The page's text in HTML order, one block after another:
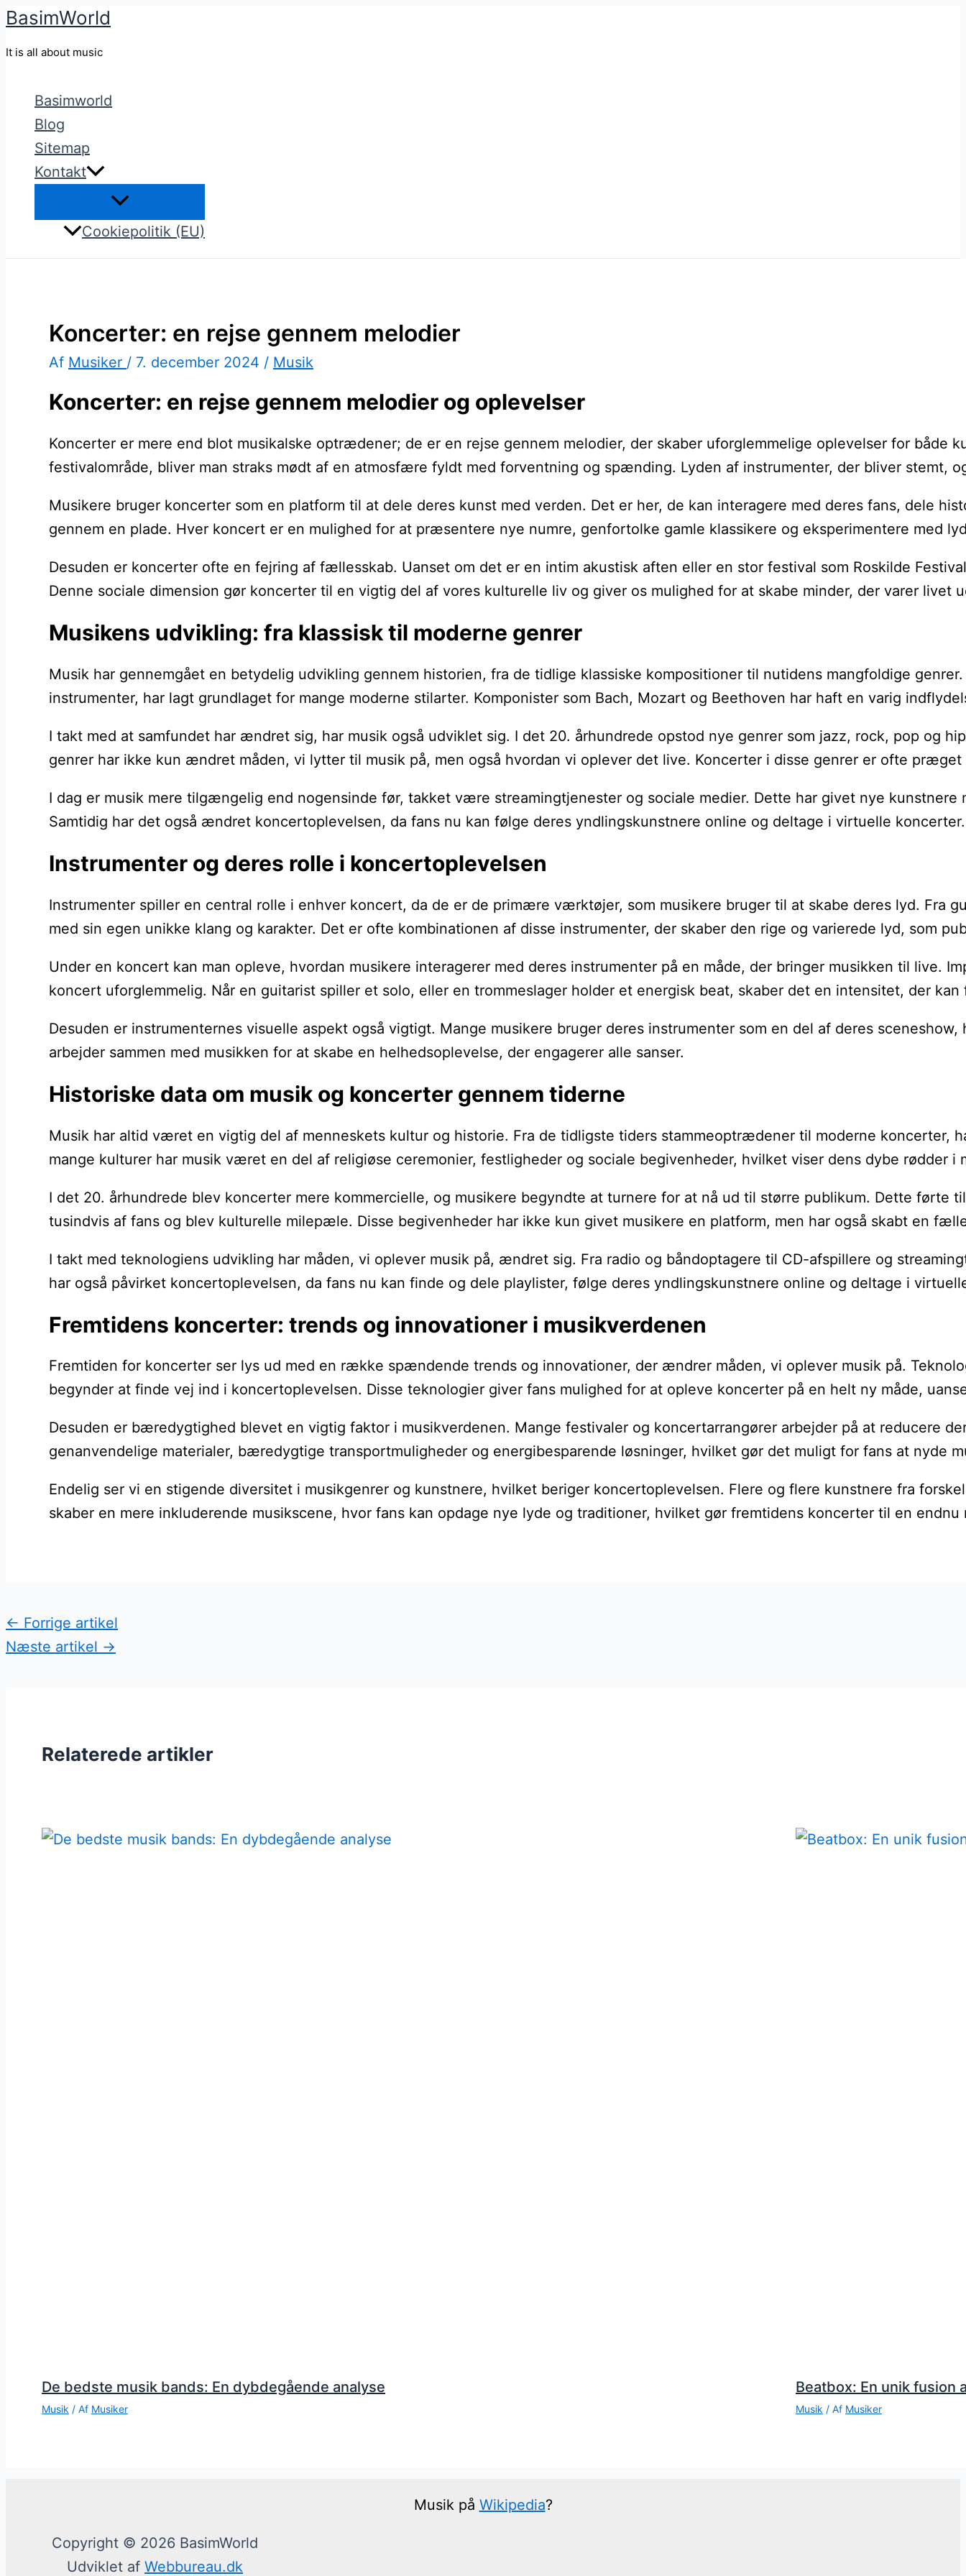
Gå
BasimWorld
It is all about music
Basimworld
Blog
Sitemap
Kontakt
Cookiepolitik (EU)
Koncerter: en rejse gennem melodier
Af Musiker / 7. december 2024 / Musik
Koncerter: en rejse gennem melodier og oplevelser
Koncerter er mere end blot musikalske optrædener; de er en rejse gennem melodier, der skaber uforglemmelige oplevelser for
festivalområde, bliver man straks mødt af en atmosfære fyldt med forventning og spænding. Lyden af instrumenter, der bliver stemt,
Musikere bruger koncerter som en platform til at dele deres kunst med verden. Det er her, de kan interagere med deres fans, dele
gennem en plade. Hver koncert er en mulighed for at præsentere nye numre, genfortolke gamle klassikere og eksperimentere med
Desuden er koncerter ofte en fejring af fællesskab. Uanset om det er en intim akustisk aften eller en stor festival som Roskilde
Denne sociale dimension gør koncerter til en vigtig del af vores kulturelle liv og giver os mulighed for at skabe minder, der varer livet
Musikens udvikling: fra klassisk til moderne genrer
Musik har gennemgået en betydelig udvikling gennem historien, fra de tidlige klassiske kompositioner til nutidens mangfoldige
instrumenter, har lagt grundlaget for mange moderne stilarter. Komponister som Bach, Mozart og Beethoven har haft en varig
I takt med at samfundet har ændret sig, har musik også udviklet sig. I det 20. århundrede opstod nye genrer som jazz, rock, pop og
genrer har ikke kun ændret måden, vi lytter til musik på, men også hvordan vi oplever det live. Koncerter i disse genrer er ofte
I dag er musik mere tilgængelig end nogensinde før, takket være streamingtjenester og sociale medier. Dette har givet nye
Samtidig har det også ændret koncertoplevelsen, da fans nu kan følge deres yndlingskunstnere online og deltage i virtuelle koncerter.
Instrumenter og deres rolle i koncertoplevelsen
Instrumenter spiller en central rolle i enhver koncert, da de er de primære værktøjer, som musikere bruger til at skabe deres lyd. Fra
med sin egen unikke klang og karakter. Det er ofte kombinationen af disse instrumenter, der skaber den rige og varierede lyd, som
Under en koncert kan man opleve, hvordan musikere interagerer med deres instrumenter på en måde, der bringer musikken til live.
koncert uforglemmelig. Når en guitarist spiller et solo, eller en trommeslager holder et energisk beat, skaber det en intensitet, der
Desuden er instrumenternes visuelle aspekt også vigtigt. Mange musikere bruger deres instrumenter som en del af deres
arbejder sammen med musikken for at skabe en helhedsoplevelse, der engagerer alle sanser.
Historiske data om musik og koncerter gennem tiderne
Musik har altid været en vigtig del af menneskets kultur og historie. Fra de tidligste tiders stammeoptrædener til moderne koncerter,
mange kulturer har musik været en del af religiøse ceremonier, festligheder og sociale begivenheder, hvilket viser dens dybe rødder i
I det 20. århundrede blev koncerter mere kommercielle, og musikere begyndte at turnere for at nå ud til større publikum. Dette førte
tusindvis af fans og blev kulturelle milepæle. Disse begivenheder har ikke kun givet musikere en platform, men har også skabt en
I takt med teknologiens udvikling har måden, vi oplever musik på, ændret sig. Fra radio og båndoptagere til CD-afspillere og
har også påvirket koncertoplevelsen, da fans nu kan finde og dele playlister, følge deres yndlingskunstnere online og deltage i
Fremtidens koncerter: trends og innovationer i musikverdenen
Fremtiden for koncerter ser lys ud med en række spændende trends og innovationer, der ændrer måden, vi oplever musik på.
begynder at finde vej ind i koncertoplevelsen. Disse teknologier giver fans mulighed for at opleve koncerter på en helt ny måde,
Desuden er bæredygtighed blevet en vigtig faktor i musikverdenen. Mange festivaler og koncertarrangører arbejder på at reducere
genanvendelige materialer, bæredygtige transportmuligheder og energibesparende løsninger, hvilket gør det muligt for fans at nyde
Endelig ser vi en stigende diversitet i musikgenrer og kunstnere, hvilket beriger koncertoplevelsen. Flere og flere kunstnere fra
skaber en mere inkluderende musikscene, hvor fans kan opdage nye lyde og traditioner, hvilket gør fremtidens koncerter til en
← Forrige artikel
Næste artikel →
Relaterede artikler
De bedste musik bands: En dybdegående analyse
Musik / Af Musiker
Beatbox: En unik fusion
Musik / Af Musiker
Musik på Wikipedia?
Copyright © 2026 BasimWorld
Udviklet af Webbureau.dk